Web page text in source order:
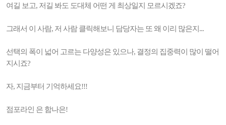
여길 보고, 저길 봐도 도대체 어떤 게 최상일지 모르시겠죠?
그래서 이 사람, 저 사람 클릭해보니 담당자는 또 왜 이리 많은지...
선택의 폭이 넓어 고르는 다양성은 있으나, 결정의 집중력이 많이 떨어
지시죠?
자, 지금부터 기억하세요!!!
점포라인 은 함나은!